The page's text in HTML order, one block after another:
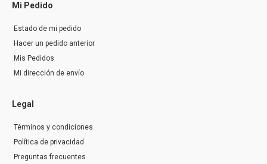
Mi Pedido
Estado de mi pedido
Hacer un pedido anterior
Mis Pedidos
Mi dirección de envío
Legal
Términos y condiciones
Política de privacidad
Preguntas frecuentes